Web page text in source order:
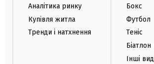
Аналітика ринку
Купівля житла
Тренди і натхнення
Бокс
Футбол
Теніс
Біатлон
Інші